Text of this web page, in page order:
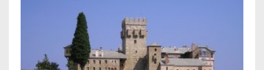
AUTEURSREGLEMENT
AUTEURSREGISTER